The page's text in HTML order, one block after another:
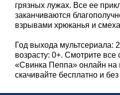
грязных лужах. Все ее
заканчиваются
взрывами хрюканья и
Год выхода мультсериала:
возрасту: 0+. Смотрите все
«Свинка Пеппа» онлайн на
скачивайте бесплатно и